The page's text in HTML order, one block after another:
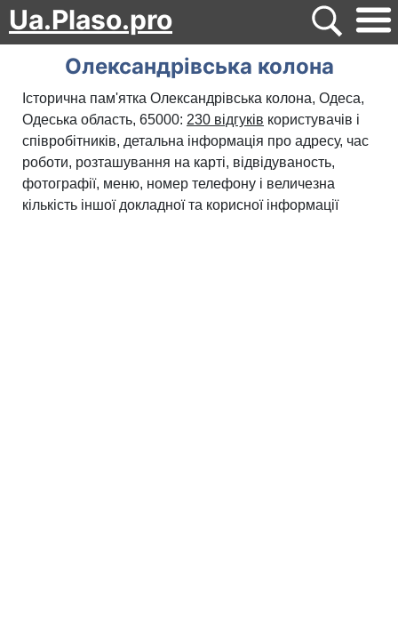
Ua.Plaso.pro
Олександрівська колона
Історична пам'ятка Олександрівська колона, Одеса,
Одеська область, 65000: 230 відгуків користувачів і
співробітників, детальна інформація про адресу, час
роботи, розташування на карті, відвідуваность,
фотографії, меню, номер телефону і величезна
кількість іншої докладної та корисної інформації